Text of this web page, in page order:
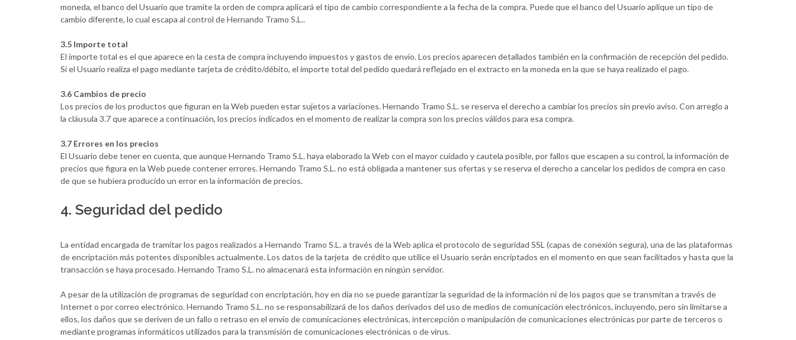
moneda, el banco del Usuario que tramite la orden de compra aplicará el tipo de cambio correspondiente a la fecha de la compra. Puede que el banco del Usuario aplique un tipo de
cambio diferente, lo cual escapa al control de Hernando Tramo S.L..
3.5 Importe total
El importe total es el que aparece en la cesta de compra incluyendo impuestos y gastos de envío. Los precios aparecen detallados también en la confirmación de recepción del pedido.
Si el Usuario realiza el pago mediante tarjeta de crédito/débito, el importe total del pedido quedará reflejado en el extracto en la moneda en la que se haya realizado el pago.
3.6 Cambios de precio
Los precios de los productos que figuran en la Web pueden estar sujetos a variaciones. Hernando Tramo S.L. se reserva el derecho a cambiar los precios sin previo aviso. Con arreglo a
la cláusula 3.7 que aparece a continuación, los precios indicados en el momento de realizar la compra son los precios válidos para esa compra.
3.7 Errores en los precios
El Usuario debe tener en cuenta, que aunque Hernando Tramo S.L. haya elaborado la Web con el mayor cuidado y cautela posible, por fallos que escapen a su control, la información de
precios que figura en la Web puede contener errores. Hernando Tramo S.L. no está obligada a mantener sus ofertas y se reserva el derecho a cancelar los pedidos de compra en caso
de que se hubiera producido un error en la información de precios.
4. Seguridad del pedido
La entidad encargada de tramitar los pagos realizados a Hernando Tramo S.L. a través de la Web aplica el protocolo de seguridad SSL (capas de conexión segura), una de las plataformas
de encriptación más potentes disponibles actualmente. Los datos de la tarjeta de crédito que utilice el Usuario serán encriptados en el momento en que sean facilitados y hasta que la
transacción se haya procesado. Hernando Tramo S.L. no almacenará esta información en ningún servidor.
A pesar de la utilización de programas de seguridad con encriptación, hoy en día no se puede garantizar la seguridad de la información ni de los pagos que se transmitan a través de
Internet o por correo electrónico. Hernando Tramo S.L. no se responsabilizará de los daños derivados del uso de medios de comunicación electrónicos, incluyendo, pero sin limitarse a
ellos, los daños que se deriven de un fallo o retraso en el envío de comunicaciones electrónicas, intercepción o manipulación de comunicaciones electrónicas por parte de terceros o
mediante programas informáticos utilizados para la transmisión de comunicaciones electrónicas o de virus.